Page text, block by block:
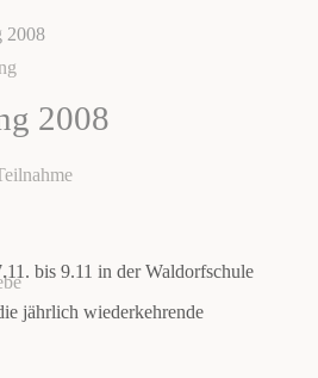
2008
2008
bis 9.11 in der Waldorfschule
jährlich wiederkehrende